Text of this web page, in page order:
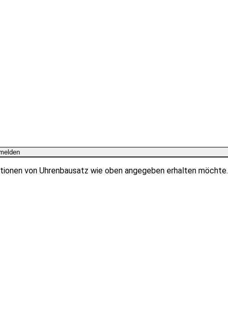
von Uhrenbausatz wie oben angegeben erhalten möchte.